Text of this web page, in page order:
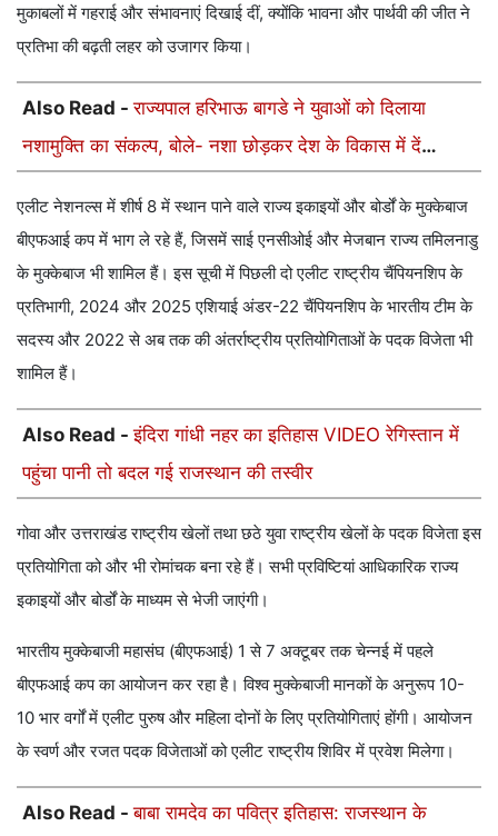
मुकाबलों में गहराई और संभावनाएं दिखाई दीं, क्योंकि भावना और पार्थवी की जीत ने
प्रतिभा की बढ़ती लहर को उजागर किया।
Also Read -राज्यपाल हरिभाऊ बागडे ने युवाओं को दिलाया
नशामुक्ति का संकल्प, बोले- नशा छोड़कर देश के विकास में दें
एलीट नेशनल्स में शीर्ष 8 में स्थान पाने वाले राज्य इकाइयों और बोर्डों के मुक्केबाज
बीएफआई कप में भाग ले रहे हैं, जिसमें साई एनसीओई और मेजबान राज्य तमिलनाडु
के मुक्केबाज भी शामिल हैं। इस सूची में पिछली दो एलीट राष्ट्रीय चैंपियनशिप के
प्रतिभागी, 2024 और 2025 एशियाई अंडर-22 चैंपियनशिप के भारतीय टीम के
सदस्य और 2022 से अब तक की अंतर्राष्ट्रीय प्रतियोगिताओं के पदक विजेता भी
शामिल हैं।
Also Read -इंदिरा गांधी नहर का इतिहास VIDEO रेगिस्तान में
पहुंचा पानी तो बदल गई राजस्थान की तस्वीर
गोवा और उत्तराखंड राष्ट्रीय खेलों तथा छठे युवा राष्ट्रीय खेलों के पदक विजेता इस
प्रतियोगिता को और भी रोमांचक बना रहे हैं। सभी प्रविष्टियां आधिकारिक राज्य
इकाइयों और बोर्डों के माध्यम से भेजी जाएंगी।
भारतीय मुक्केबाजी महासंघ (बीएफआई) 1 से 7 अक्टूबर तक चेन्नई में पहले
बीएफआई कप का आयोजन कर रहा है। विश्व मुक्केबाजी मानकों के अनुरूप 10-
10 भार वर्गों में एलीट पुरुष और महिला दोनों के लिए प्रतियोगिताएं होंगी। आयोजन
के स्वर्ण और रजत पदक विजेताओं को एलीट राष्ट्रीय शिविर में प्रवेश मिलेगा।
Also Read -बाबा रामदेव का पवित्र इतिहास: राजस्थान के